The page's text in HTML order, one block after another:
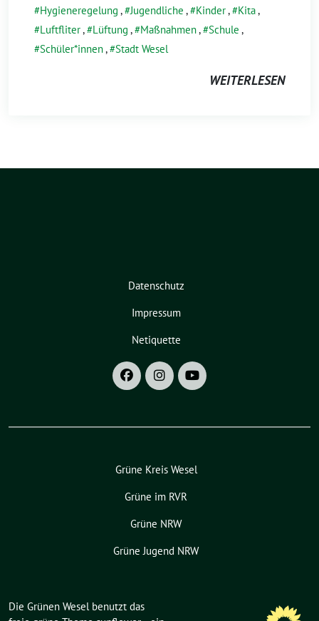
Hygieneregelung , Jugendliche , Kinder, Kita,
Luftfliter, Lüftung , Maßnahmen, Schule ,
Schüler*innen, Stadt Wesel
WEITERLESEN
Datenschutz
Impressum
Netiquette
Grüne Kreis Wesel
Grüne im RVR
Grüne NRW
Grüne Jugend NRW
Die Grünen Wesel benutzt das